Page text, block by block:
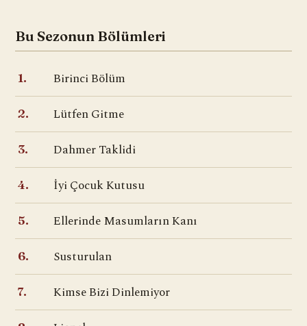
Bu Sezonun Bölümleri
1. Birinci Bölüm
2. Lütfen Gitme
3. Dahmer Taklidi
4. İyi Çocuk Kutusu
5. Ellerinde Masumların Kanı
6. Susturulan
7. Kimse Bizi Dinlemiyor